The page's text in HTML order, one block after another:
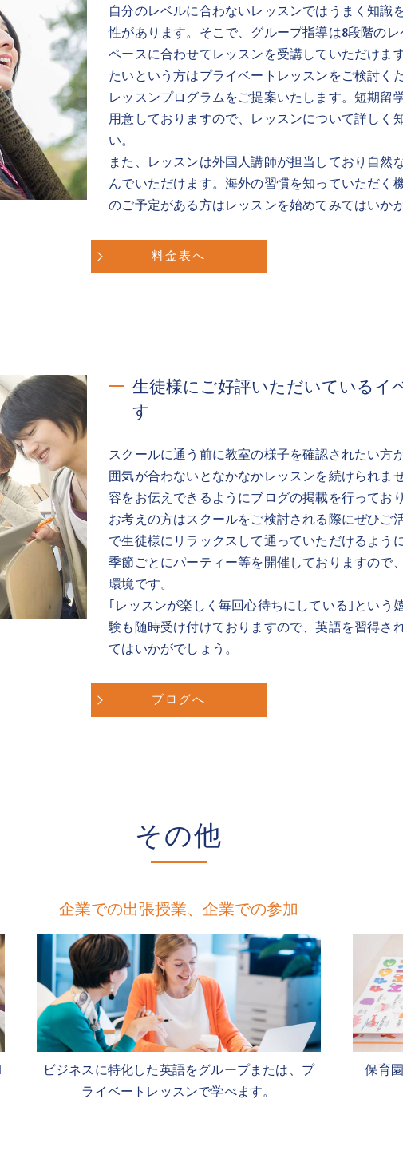
自分のレベルに合わないレッスンではうまく知識
性があります。そこで、グループ指導は8段階の
ペースに合わせてレッスンを受講していただけま
たいという方はプライベートレッスンをご検討く
レッスンプログラムをご提案いたします。短期留
用意しておりますので、レッスンについて詳しく
い。
また、レッスンは外国人講師が担当しており自然
んでいただけます。海外の習慣を知っていただく
のご予定がある方はレッスンを始めてみてはいか
料金表へ
生徒様にご好評いただいているイ
す
スクールに通う前に教室の様子を確認されたい方
囲気が合わないとなかなかレッスンを続けられま
容をお伝えできるようにブログの掲載を行ってお
お考えの方はスクールをご検討される際にぜひご
で生徒様にリラックスして通っていただけるよう
季節ごとにパーティー等を開催しておりますので
環境です。
｢レッスンが楽しく毎回心待ちにしている｣とい
験も随時受け付けておりますので、英語を習得さ
てはいかがでしょう。
ブログへ
その他
企業での出張授業、企業での参加
ビジネスに特化した英語をグループまたは、プ
ライベートレッスンで学べます。
保育